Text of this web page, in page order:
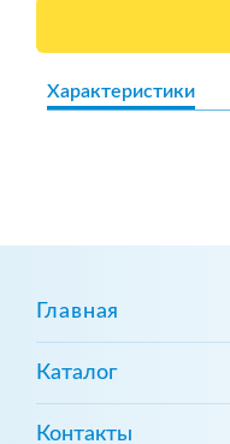
Характеристики
Главная
Каталог
Контакты